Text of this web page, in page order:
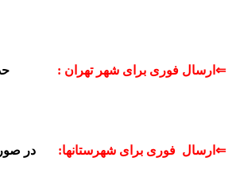
⇐ارسال فوری برای شهر تهران :
⇐ارسال فوری برای شهرستانها: در